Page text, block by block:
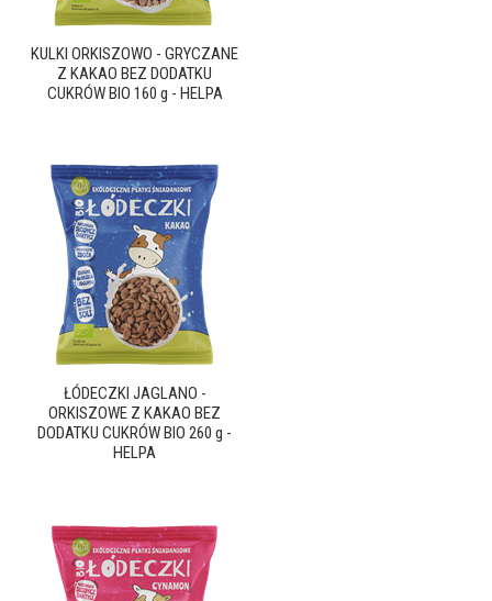
KULKI ORKISZOWO - GRYCZANE
Z KAKAO BEZ DODATKU
CUKRÓW BIO 160 g - HELPA
ŁÓDECZKI JAGLANO -
ORKISZOWE Z KAKAO BEZ
DODATKU CUKRÓW BIO 260 g -
HELPA